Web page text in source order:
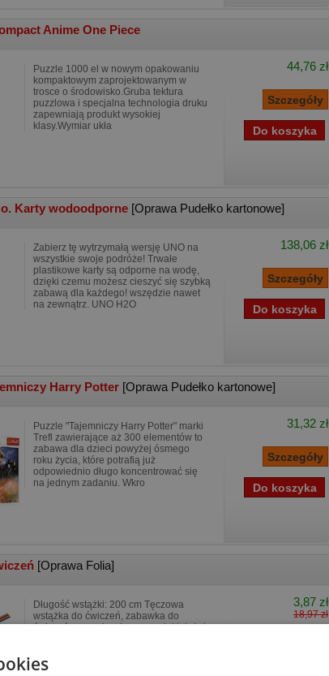
Anime One Piece
Puzzle 1000 el w nowym opakowaniu
kompaktowym zaprojektowanym w
trosce o środowisko.Gruba tektura
puzzlowa i specjalna technologia druku
zapewniają produkt wysokiej
klasy.Wymiar ukła
44,76 zł
Karty wodoodporne [Oprawa Pudełko kartonowe]
Zabierz tę wytrzymałą wersję UNO na
wszystkie swoje podróże! Trwałe
plastikowe karty są odporne na wodę,
dzięki czemu możesz cieszyć się szybką
zabawą dla każdego! wszędzie nawet
na zewnątrz. UNO H2O
138,06 zł
Harry Potter [Oprawa Pudełko kartonowe]
Puzzle "Tajemniczy Harry Potter" marki
Trefl zawierające aż 300 elementów to
zabawa dla dzieci powyżej ósmego
roku życia, które potrafią już
odpowiednio długo koncentrować się
na jednym zadaniu. Wkro
31,32 zł
[Oprawa Folia]
Długość wstążki: 200 cm Tęczowa
wstążka do ćwiczeń, zabawka do
ćwiczeń manualnych oraz małej i dużej
ćwiczenia na długie god
3,87 zł
18,97 zł